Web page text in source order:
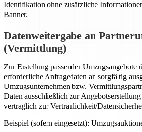
Identifikation ohne zusätzliche
Banner.
Datenweitergabe an
(Vermittlung)
Zur Erstellung passender Umzugsangebote
erforderliche Anfragedaten an sorgfältig
Umzugsunternehmen bzw.
Daten ausschließlich zur
vertraglich zur Vertraulichkeit/
Beispiel (sofern eingesetzt):